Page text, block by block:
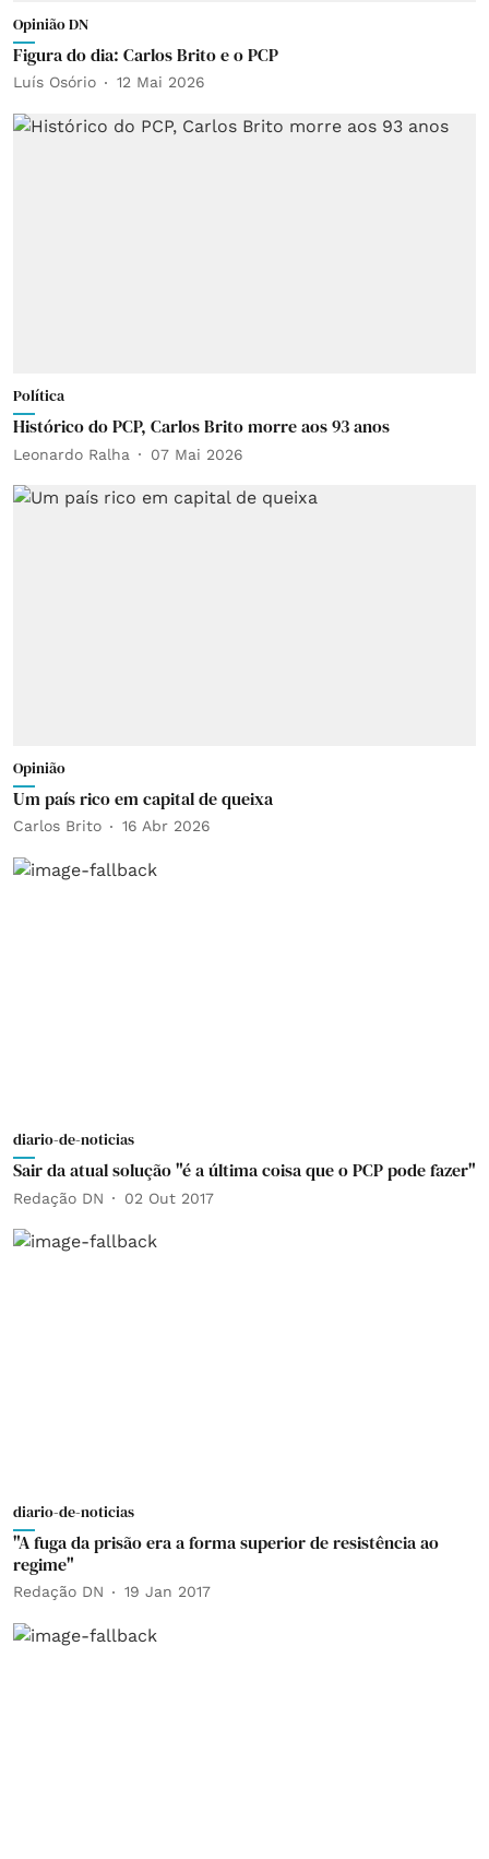
Opinião DN
Figura do dia: Carlos Brito e o PCP
Luís Osório 12 Mai 2026
Política
Histórico do PCP, Carlos Brito morre aos 93 anos
Leonardo Ralha 07 Mai 2026
Opinião
Um país rico em capital de queixa
Carlos Brito 16 Abr 2026
diario-de-noticias
Sair da atual solução "é a última coisa que o PCP pode fazer"
Redação DN 02 Out 2017
diario-de-noticias
"A fuga da prisão era a forma superior de resistência ao
regime"
Redação DN 19 Jan 2017